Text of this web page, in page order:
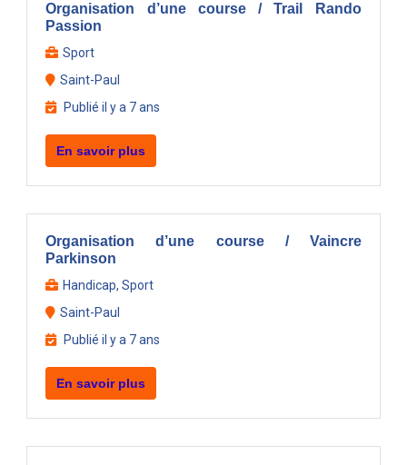
Organisation d’une course / Trail Rando
Passion
Sport
Saint-Paul
Publié il y a 7 ans
En savoir plus
Organisation d’une course / Vaincre
Parkinson
Handicap, Sport
Saint-Paul
Publié il y a 7 ans
En savoir plus